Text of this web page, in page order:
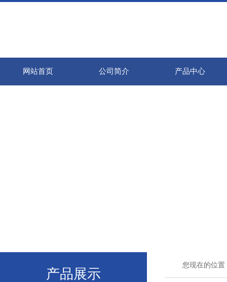
网站首页 公司简介 产品中心
产品展示
您现在的位置